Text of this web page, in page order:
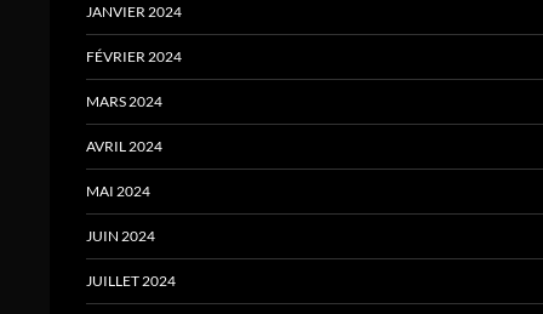
JANVIER 2024
FÉVRIER 2024
MARS 2024
AVRIL 2024
MAI 2024
JUIN 2024
JUILLET 2024